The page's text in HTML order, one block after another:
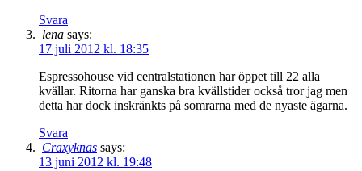
Svara
lena says:
17 juli 2012 kl. 18:35
Espressohouse vid centralstationen har öppet till 22 alla
kvällar. Ritorna har ganska bra kvällstider också tror jag men
detta har dock inskränkts på somrarna med de nyaste ägarna.
Svara
Craxyknas says:
13 juni 2012 kl. 19:48